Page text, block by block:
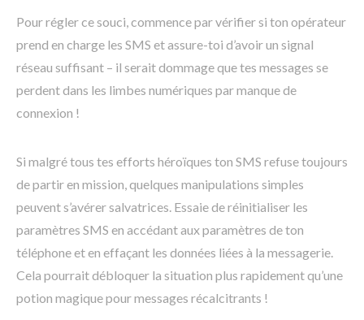
Pour régler ce souci, commence par vérifier si ton opérateur
prend en charge les SMS et assure-toi d’avoir un signal
réseau suffisant – il serait dommage que tes messages se
perdent dans les limbes numériques par manque de
connexion !
Si malgré tous tes efforts héroïques ton SMS refuse toujours
de partir en mission, quelques manipulations simples
peuvent s’avérer salvatrices. Essaie de réinitialiser les
paramètres SMS en accédant aux paramètres de ton
téléphone et en effaçant les données liées à la messagerie.
Cela pourrait débloquer la situation plus rapidement qu’une
potion magique pour messages récalcitrants !